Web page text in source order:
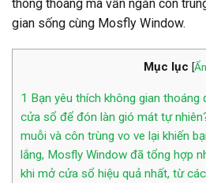
thông thoáng mà vẫn ngăn côn
gian sống cùng Mosfly Window.
Mục lục [Ẩn
1 Bạn yêu thích không gian thoáng
cửa sổ để đón làn gió mát tự
muỗi và côn trùng vo ve lại khiến
lắng, Mosfly Window đã tổng hợp
khi mở cửa sổ hiệu quả nhất, từ